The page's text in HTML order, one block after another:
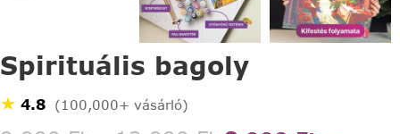
Spirituális bagoly
★ 4.8 (100,000+ vásárló)